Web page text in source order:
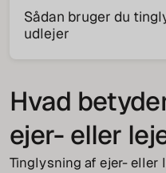
Sådan bruger du
udlejer
Hvad
ejer- eller
Tinglysning af ejer- eller